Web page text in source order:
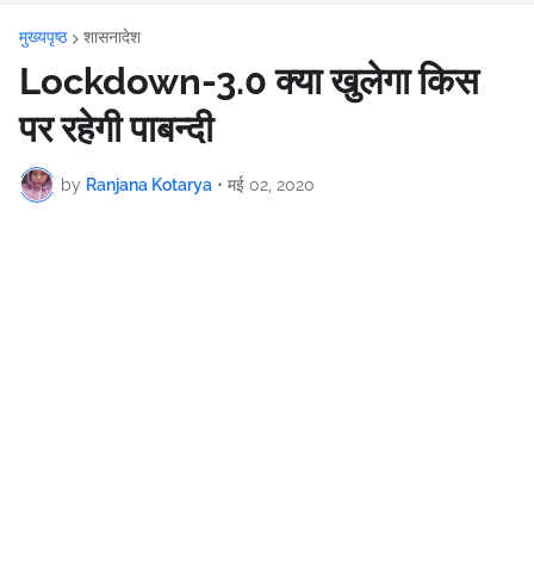
मुख्यपृष्ठ शासनादेश
Lockdown-3.0 क्या खुलेगा किस
पर रहेगी पाबन्दी
by Ranjana Kotarya • मई 02, 2020